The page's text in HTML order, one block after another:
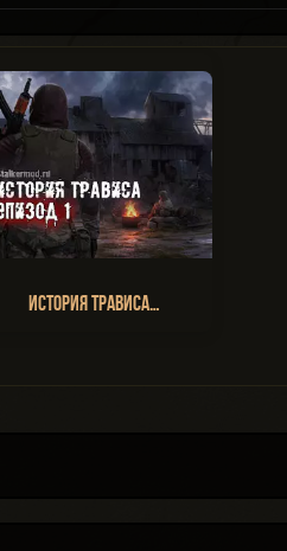
История Трависа…